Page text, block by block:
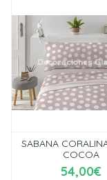
SABANA
COCOA
54,00€